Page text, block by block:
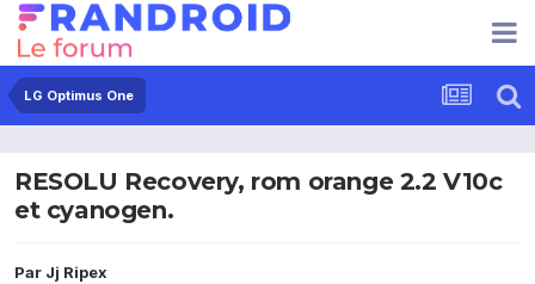
LG Optimus One
RESOLU Recovery, rom orange 2.2 V10c
et cyanogen.
Par Jj Ripex